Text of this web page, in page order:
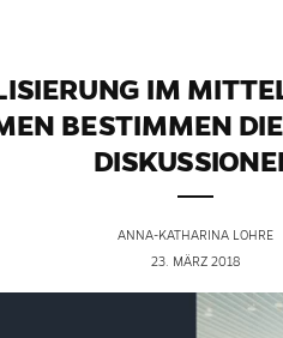
IM
BESTIMMEN
ANNA-KATHARINA LOHRE
23. MÄRZ 2018